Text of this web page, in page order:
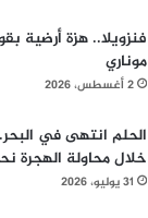
موناري
2 أغسطس، 2026
الحلم انتهى في
خلال محاولة الهجرة
31 يوليو، 2026